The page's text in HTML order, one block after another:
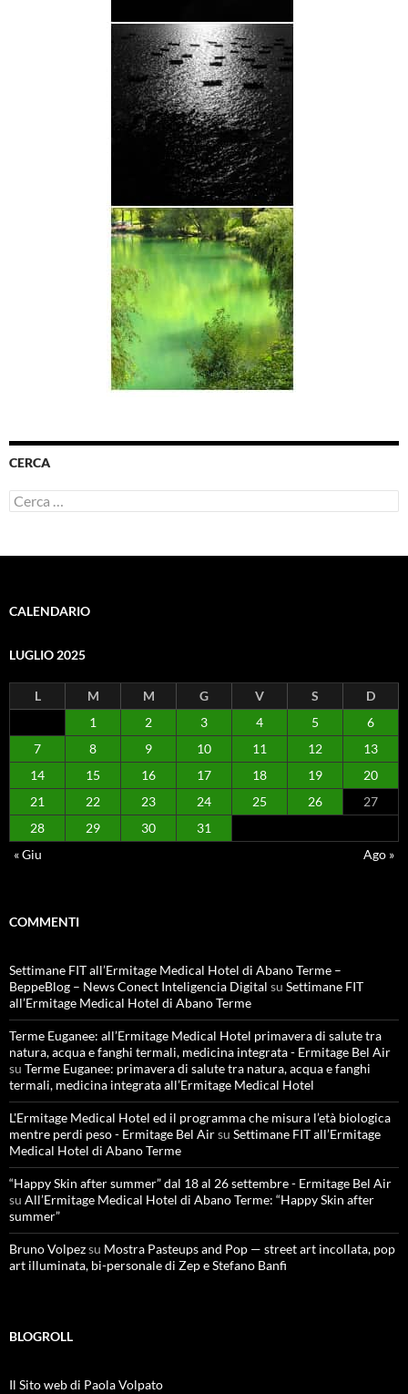
CERCA
Ricerca
per:
CALENDARIO
LUGLIO 2025
L M M G V S
D
1
2 3 4 5
6
7
8 9 10 11 12
13
14
15 16 17 18 19
20
21
22 23 24 25 26
27
28
29 30
31
« Giu
Ago »
COMMENTI
Settimane FIT all’Ermitage Medical Hotel di Abano Terme –
BeppeBlog – News Conect Inteligencia Digital su Settimane FIT
all’Ermitage Medical Hotel di Abano Terme
Terme Euganee: all’Ermitage Medical Hotel primavera di salute tra
natura, acqua e fanghi termali, medicina integrata - Ermitage Bel Air
su Terme Euganee: primavera di salute tra natura, acqua e fanghi
termali, medicina integrata all’Ermitage Medical Hotel
L'Ermitage Medical Hotel ed il programma che misura l’età biologica
mentre perdi peso - Ermitage Bel Airsu Settimane FIT all’Ermitage
Medical Hotel di Abano Terme
“Happy Skin after summer” dal 18 al 26 settembre - Ermitage Bel Air
su All’Ermitage Medical Hotel di Abano Terme: “Happy Skin after
summer”
Bruno Volpezsu Mostra Pasteups and Pop — street art incollata, pop
art illuminata, bi-personale di Zep e Stefano Banfi
BLOGROLL
Il Sito web di Paola Volpato